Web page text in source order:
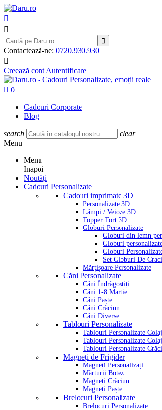



Contactează-ne: 0720.930.930

Creează cont Autentificare
 0
Cadouri Corporate
Blog
search
clear
Menu
Menu
Inapoi
Noutăți
Cadouri Personalizate
Cadouri imprimate 3D
Personalizate 3D
Lămpi / Veioze 3D
Topper Tort 3D
Globuri Personalizate
Globuri din lemn
Globuri
Globuri
Set Globuri De
Mărțișoare Personalizate
Căni Personalizate
Căni Îndrăgostiți
Căni 1-8 Martie
Căni Paște
Căni Crăciun
Căni Diverse
Tablouri Personalizate
Tablouri Personalizate
Tablouri Personalizate
Tablouri Personalizate
Magneți de Frigider
Magneți Personalizați
Mărturii Botez
Magneți Crăciun
Magneți Paște
Brelocuri Personalizate
Brelocuri Personalizate